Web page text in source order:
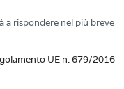
a rispondere nel più breve
UE n. 679/2016